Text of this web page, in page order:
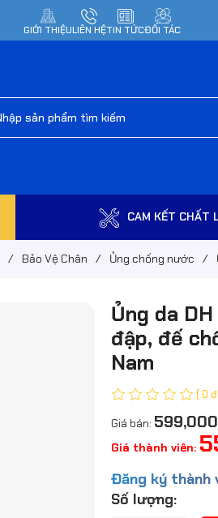
GIỚI THIỆULIÊN HỆTIN TỨCĐỐI TÁC
CAM KẾT CHẤT
/ Bảo Vệ Chân / Ủng chống nước /
Ủng da
đập, đế
Nam
( 0
Giá bán:
Giá thành viên:
Đăng ký thành
Số lượng: